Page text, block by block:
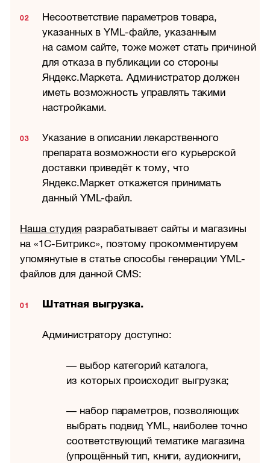
Несоответствие параметров товара,
указанных в YML-файле, указанным
на самом сайте, тоже может стать причиной
для отказа в публикации со стороны
Яндекс.Маркета. Администратор должен
иметь возможность управлять такими
настройками.
Указание в описании лекарственного
препарата возможности его курьерской
доставки приведёт к тому, что
Яндекс.Маркет откажется принимать
данный YML-файл.
Наша студия разрабатывает сайты и магазины
на «1С-Битрикс», поэтому прокомментируем
упомянутые в статье способы генерации YML-
файлов для данной CMS:
Штатная выгрузка.
Администратору доступно:
— выбор категорий каталога,
из которых происходит выгрузка;
— набор параметров, позволяющих
выбрать подвид YML, наиболее точно
соответствующий тематике магазина
(упрощённый тип, книги, аудиокниги,